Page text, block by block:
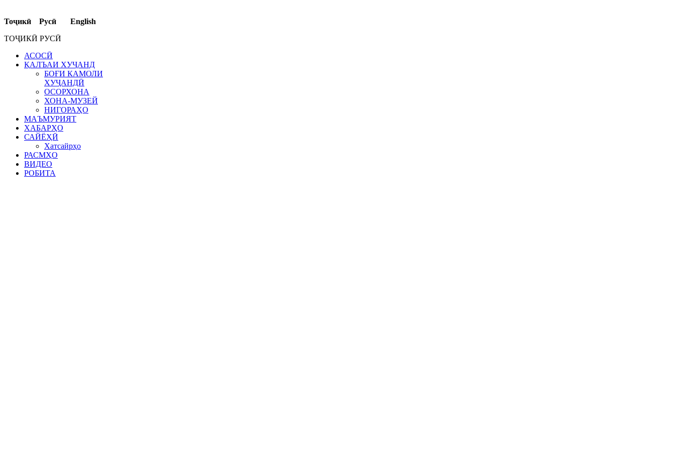
Тоҷикӣ Русӣ English
ТОҶИКӢ РУСӢ
АСОСӢ
ҚАЛЪАИ ХУҶАНД
БОҒИ КАМОЛИ
ХУҶАНДӢ
ОСОРХОНА
ХОНА-МУЗЕЙ
НИГОРАҲО
МАЪМУРИЯТ
ХАБАРҲО
САЙЁҲӢ
Хатсайрҳо
РАСМҲО
ВИДЕО
РОБИТА